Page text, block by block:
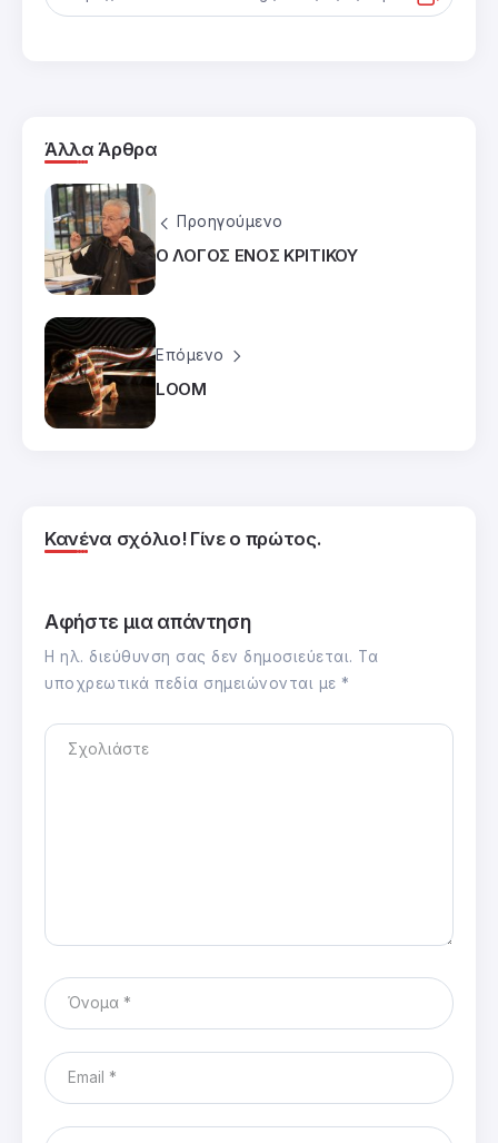
Άλλα Άρθρα
Προηγούμενο
Ο ΛΟΓΟΣ ΕΝΟΣ ΚΡΙΤΙΚΟΥ
Επόμενο
LOOM
Κανένα σχόλιο! Γίνε ο πρώτος.
Αφήστε μια απάντηση
Η ηλ. διεύθυνση σας δεν δημοσιεύεται. Τα
υποχρεωτικά πεδία σημειώνονται με *